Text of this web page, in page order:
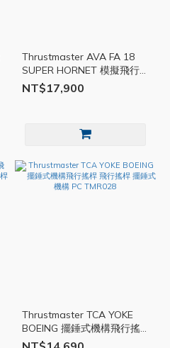
Thrustmaster AVA FA 18
SUPER HORNET 模擬飛行
搖桿 飛行搖桿 免拆卸外調
全金屬 PC
NT$17,900
Thrustmaster TCA YOKE
BOEING 擺錘式機構飛行搖
桿 飛行搖桿 擺錘式機構 PC